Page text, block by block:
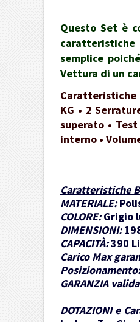
Questo Set è
caratteristiche
semplice
Vettura di un
Caratteristiche
KG • 2
superato •
interno •
Caratteristiche
MATERIALE:
COLORE: Grigio
DIMENSIONI:
CAPACITÀ:390
Carico Max
Posizionamento:
GARANZIA
DOTAZIONI e